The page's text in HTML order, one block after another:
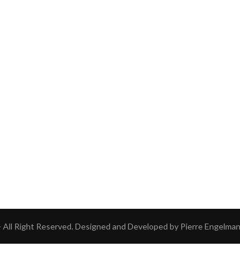
All Right Reserved. Designed and Developed by Pierre